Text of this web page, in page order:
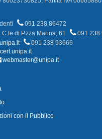
091 238 86472
C.le di P.zza Marina, 61
091 238
091 238 93666
webmaster@unipa.it
con il Pubblico